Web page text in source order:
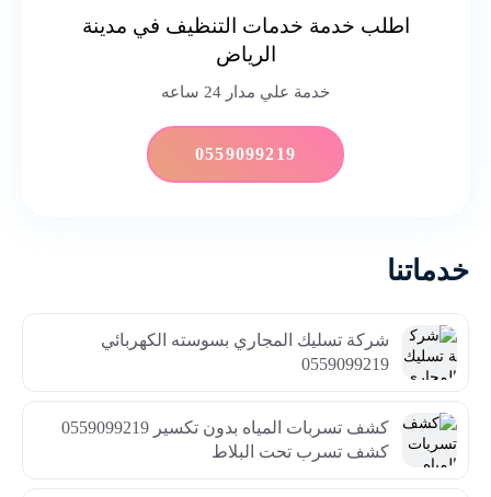
اطلب خدمة خدمات التنظيف في مدينة
الرياض
خدمة علي مدار 24 ساعه
0559099219
خدماتنا
شركة تسليك المجاري بسوسته الكهربائي
0559099219
كشف تسربات المياه بدون تكسير 0559099219
كشف تسرب تحت البلاط